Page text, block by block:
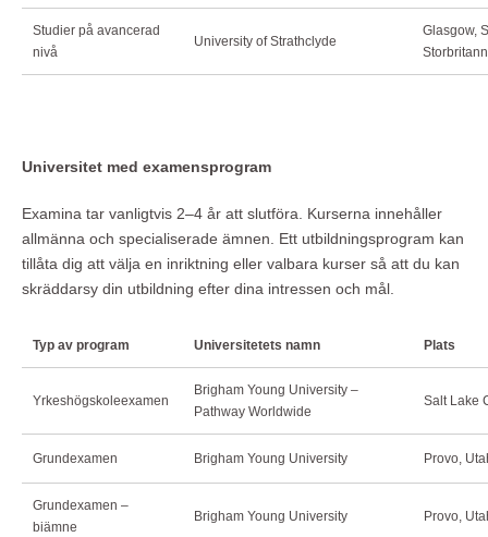
Studier på avancerad
nivå
University of Strathclyde
Glasgow,
Universitet med examensprogram
Examina tar vanligtvis 2–4 år att slutföra. Kurserna innehåller
allmänna och specialiserade ämnen. Ett utbildningsprogram kan
tillåta dig att välja en inriktning eller valbara kurser så att du kan
skräddarsy din utbildning efter dina intressen och mål.
Typ av program Universitetets namn Plats
Yrkeshögskoleexamen
Brigham Young University –
Pathway Worldwide
Salt Lake
Grundexamen Brigham Young University Provo,
Grundexamen –
biämne
Brigham Young University Provo,